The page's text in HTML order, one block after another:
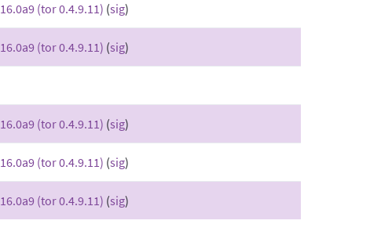
16.0a9 (tor 0.4.9.11) (sig)
16.0a9 (tor 0.4.9.11) (sig)
16.0a9 (tor 0.4.9.11) (sig)
16.0a9 (tor 0.4.9.11) (sig)
16.0a9 (tor 0.4.9.11) (sig)